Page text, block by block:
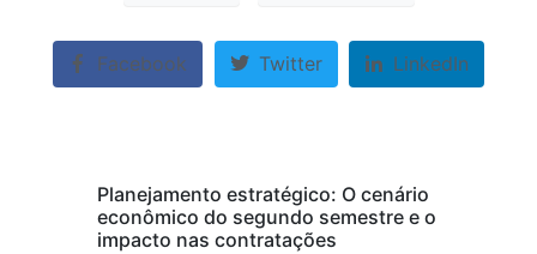
Facebook Twitter LinkedIn
Planejamento estratégico: O cenário
econômico do segundo semestre e o
impacto nas contratações